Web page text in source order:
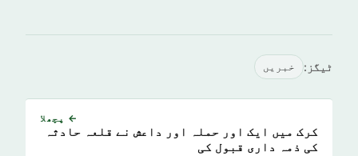
ٹیگز: خبريں
← پچھلا
کرک میں ایک اور حملہ اور داعش نے قلعہ حادثہ
کی ذمہ داری قبول کی